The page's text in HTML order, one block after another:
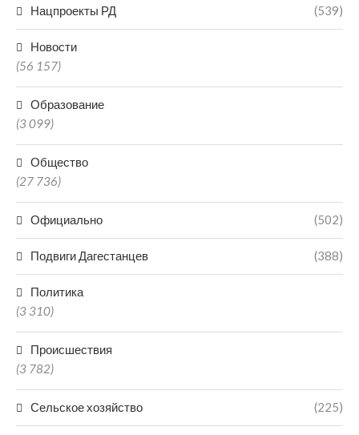
Нацпроекты РД (539)
Новости
(56 157)
Образование
(3 099)
Общество
(27 736)
Официально (502)
Подвиги Дагестанцев (388)
Политика
(3 310)
Происшествия
(3 782)
Сельское хозяйство (225)